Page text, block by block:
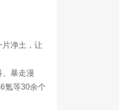
净土，让
、暴走漫
氪等30余个